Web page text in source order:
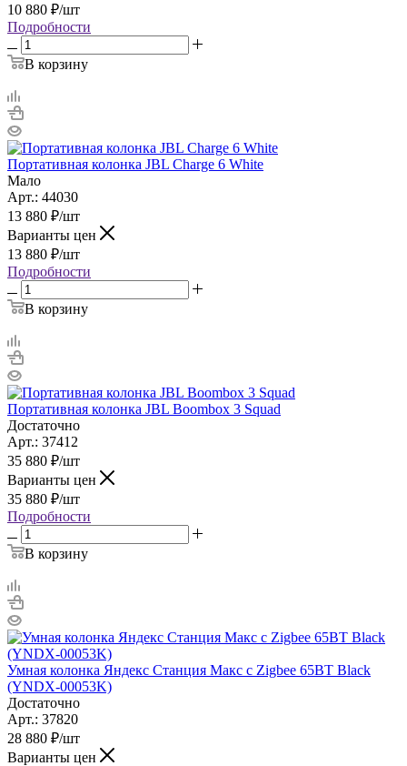
10 880 ₽/шт
Подробности
В корзину
Портативная колонка JBL Charge 6 White
Мало
Арт.: 44030
13 880 ₽/шт
Варианты цен
13 880 ₽/шт
Подробности
В корзину
Портативная колонка JBL Boombox 3 Squad
Достаточно
Арт.: 37412
35 880 ₽/шт
Варианты цен
35 880 ₽/шт
Подробности
В корзину
Умная колонка Яндекс Станция Макс с Zigbee 65ВТ Black
(YNDX-00053K)
Достаточно
Арт.: 37820
28 880 ₽/шт
Варианты цен